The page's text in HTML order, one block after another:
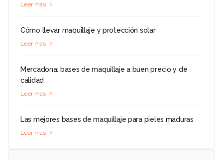
Leer más
Cómo llevar maquillaje y protección solar
Leer más
Mercadona: bases de maquillaje a buen precio y de
calidad
Leer más
Las mejores bases de maquillaje para pieles maduras
Leer más